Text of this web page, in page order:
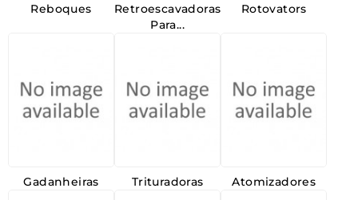
Reboques
Retroescavadoras
Para...
Rotovators
Gadanheiras Trituradoras Atomizadores